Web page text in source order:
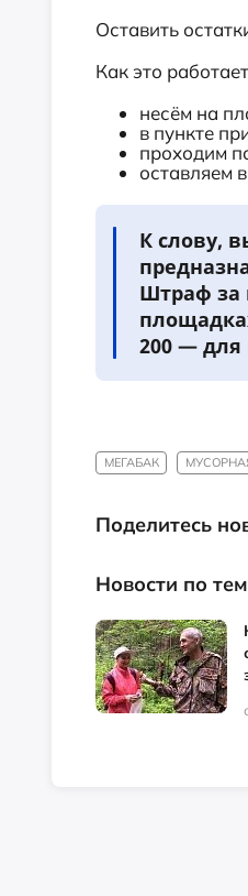
Оставить
Как это
несём на
в пункте
проходим
оставляем
К слову,
Штраф за
200 —
МЕГАБАК
Поделитесь
Новости по